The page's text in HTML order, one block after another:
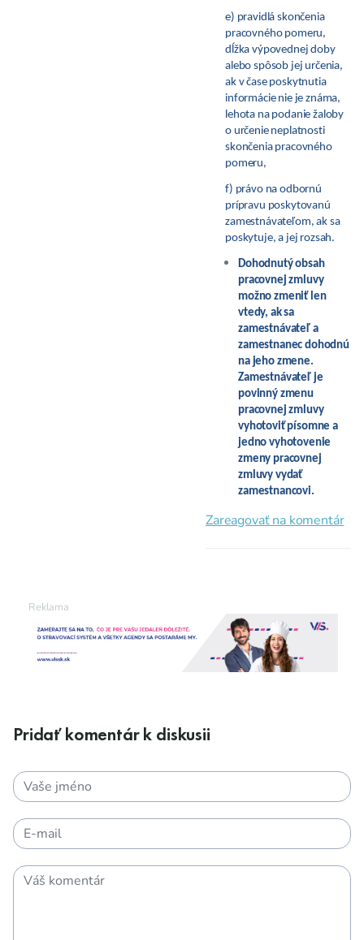
e) pravidlá skončenia
pracovného pomeru,
dĺžka výpovednej doby
alebo spôsob jej určenia,
ak v čase poskytnutia
informácie nie je známa,
lehota na podanie žaloby
o určenie neplatnosti
skončenia pracovného
pomeru,
f) právo na odbornú
prípravu poskytovanú
zamestnávateľom, ak sa
poskytuje, a jej rozsah.
Dohodnutý obsah
pracovnej zmluvy
možno zmeniť len
vtedy, ak sa
zamestnávateľ a
zamestnanec dohodnú
na jeho zmene.
Zamestnávateľ je
povinný zmenu
pracovnej zmluvy
vyhotoviť písomne a
jedno vyhotovenie
zmeny pracovnej
zmluvy vydať
zamestnancovi.
Zareagovať na komentár
Pridať komentár k diskusii